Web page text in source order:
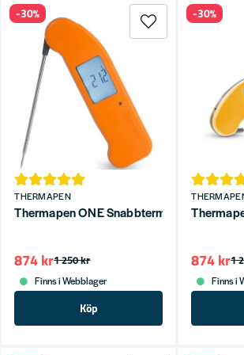
THERMAPEN
Thermapen ONE Snabbtermometer
1 250 kr
874 kr
Finns i Webblager
Köp
-30%
1
874 kr
Finns i
-30%